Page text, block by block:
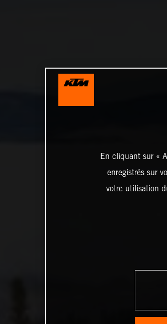
En cliquant sur «
enregistrés sur
votre utilisation